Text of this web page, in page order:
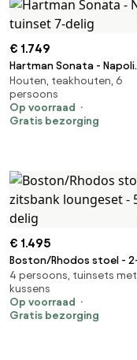
€ 1.749
Hartman Sonata - Napoli
tuinset 7-delig
Houten, teakhouten, 6
persoons
Op voorraad
Gratis bezorging
€ 1.495
Boston/Rhodos stoel -
zitsbank loungeset - 5-
4 persoons, tuinsets met
kussens
Op voorraad
Gratis bezorging